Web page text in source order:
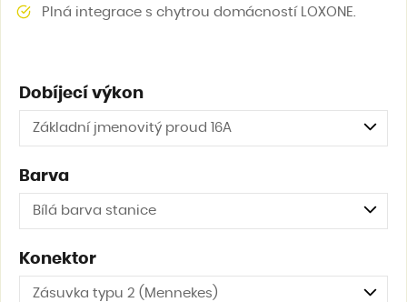
Plná integrace s chytrou domácností LOXONE.
Dobíjecí výkon
Základní jmenovitý proud 16A
Barva
Bílá barva stanice
Konektor
Zásuvka typu 2 (Mennekes)